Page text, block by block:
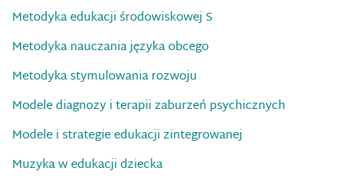
Metodyka edukacji środowiskowej S
Metodyka nauczania języka obcego
Metodyka stymulowania rozwoju
Modele diagnozy i terapii zaburzeń psychicznych
Modele i strategie edukacji zintegrowanej
Muzyka w edukacji dziecka